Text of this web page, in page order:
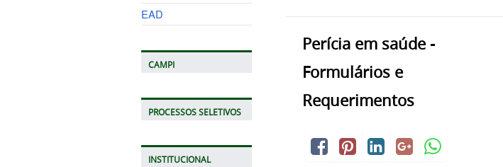
EAD
CAMPI
PROCESSOS SELETIVOS
INSTITUCIONAL
Perícia em saúde -
Formulários e
Requerimentos